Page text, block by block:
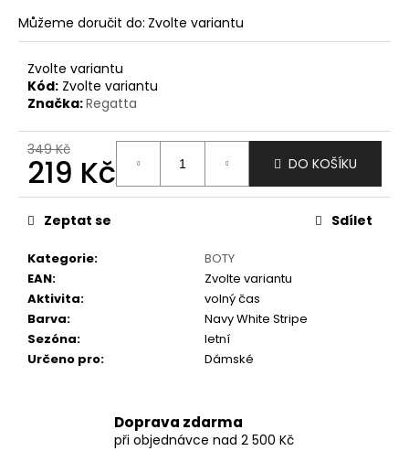
Můžeme doručit do: Zvolte variantu
Zvolte variantu
Kód: Zvolte variantu
Značka:Regatta
349 Kč
219 Kč
Měrná
cena:
DO KOŠÍKU
Kategorie:
BOTY
EAN:
Zvolte variantu
Aktivita:
volný čas
Barva:
Navy White Stripe
Sezóna:
letní
Určeno pro: Dámské
Zeptat se Sdílet
Doprava zdarma
při objednávce nad 2 500 Kč
o
p
u
č
u
m
e